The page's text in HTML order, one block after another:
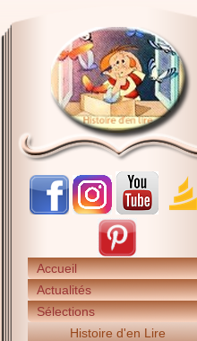
Accueil
Actualités
Sélections
Histoire d'en Lire